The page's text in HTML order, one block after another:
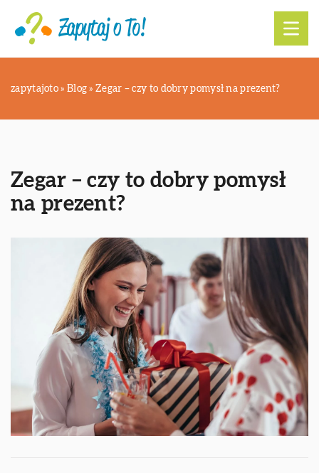
zapytajoto » Blog »Zegar – czy to dobry pomysł na prezent?
Zegar – czy to dobry pomysł
na prezent?